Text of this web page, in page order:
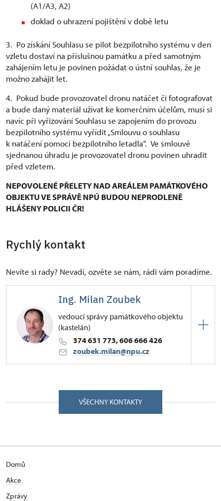
(A1/A3, A2)
doklad o uhrazení pojištění v době letu
3. Po získání Souhlasu se pilot bezpilotního systému v den
vzletu dostaví na příslušnou památku a před samotným
zahájením letu je povinen požádat o ústní souhlas, že je
možno zahájit let.
4. Pokud bude provozovatel dronu natáčet či fotografovat
a bude daný materiál užívat ke komerčním účelům, musí si
navíc při vyřizování Souhlasu se zapojením do provozu
bezpilotního systému vyřídit „Smlouvu o souhlasu
k natáčení pomocí bezpilotního letadla“. Ve smlouvě
sjednanou úhradu je provozovatel dronu povinen uhradit
před vzletem.
NEPOVOLENÉ PŘELETY NAD AREÁLEM PAMÁTKOVÉHO
OBJEKTU VE SPRÁVĚ NPÚ BUDOU NEPRODLENĚ
HLÁŠENY POLICII ČR!
Rychlý kontakt
Nevíte si rady? Nevadí, ozvěte se nám, rádi vám poradíme.
Ing. Milan Zoubek
vedoucí správy památkového objektu
(kastelán)
374 631 773, 606 666 426
zoubek.milan@npu.cz
Pozorka 1/, Kladruby u Stříbra 34961
VŠECHNY KONTAKTY
Domů
Akce
Zprávy